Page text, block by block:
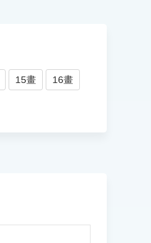
15畫 16畫